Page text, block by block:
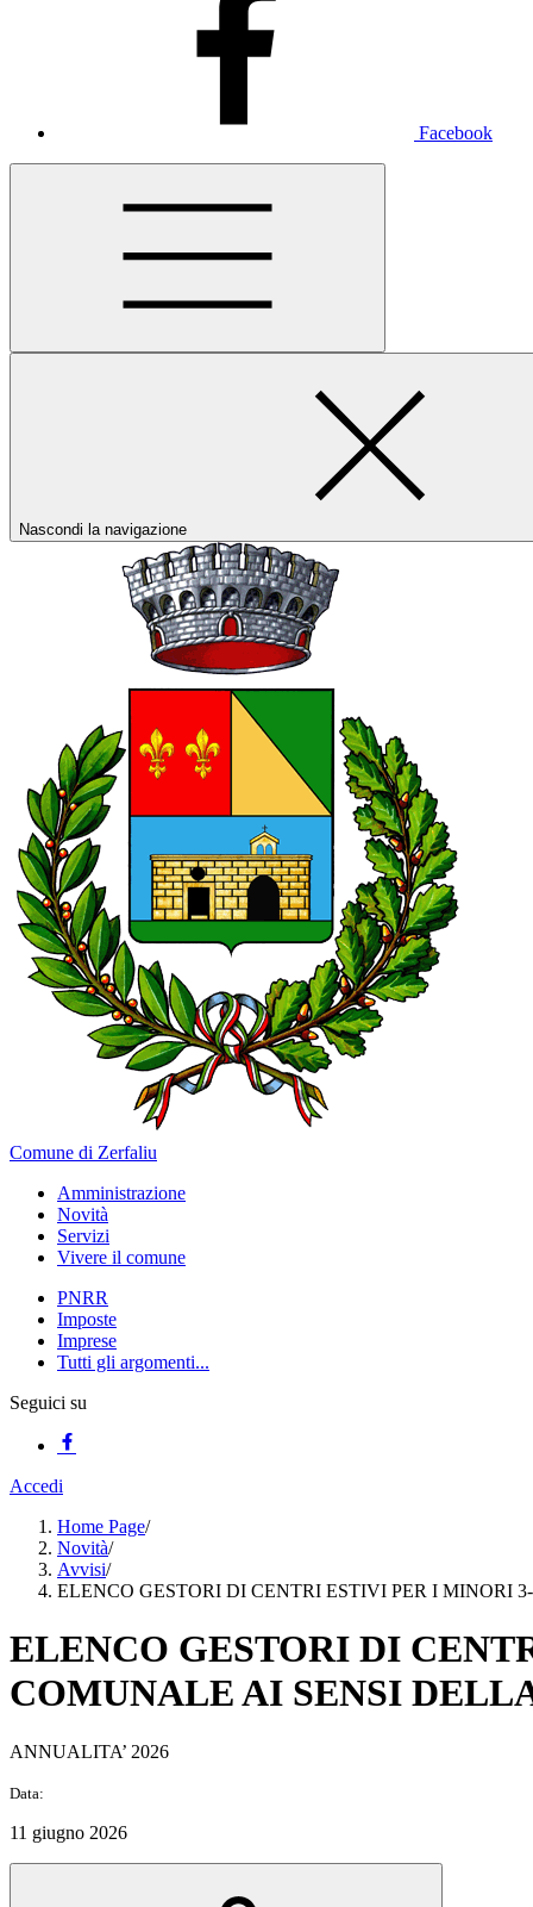
Facebook
Nascondi la navigazione
Comune di Zerfaliu
Amministrazione
Novità
Servizi
Vivere il comune
PNRR
Imposte
Imprese
Tutti gli argomenti...
Seguici su
Accedi
Home Page/
Novità/
Avvisi/
ELENCO GESTORI DI CENTRI ESTIVI PER I MINORI
ELENCO GESTORI DI
COMUNALE AI SENSI
ANNUALITA’ 2026
Data:
11 giugno 2026